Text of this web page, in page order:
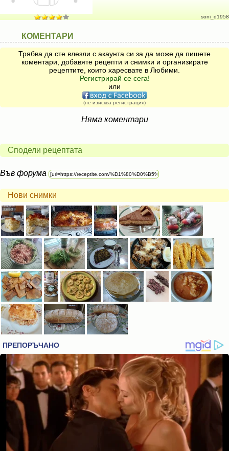
soni_d1958
КОМЕНТАРИ
Трябва да сте влезли с акаунта си за да може да пишете
коментари, добавяте рецепти и снимки и организирате
рецептите, които харесвате в Любими.
Регистрирай се сега!
или
(не изисква регистрация)
Няма коментари
Сподели рецептата
Във форума
Нови снимки